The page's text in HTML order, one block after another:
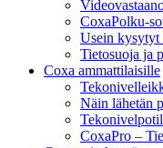
CoxaPolku-
Usein kysytyt
Tietosuoja ja
Coxa ammattilaisille
Näin lähetän
CoxaPro –